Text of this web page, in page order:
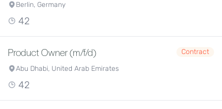
Berlin, Germany
42
Product Owner (m/f/d)
Contract
Abu Dhabi, United Arab Emirates
42